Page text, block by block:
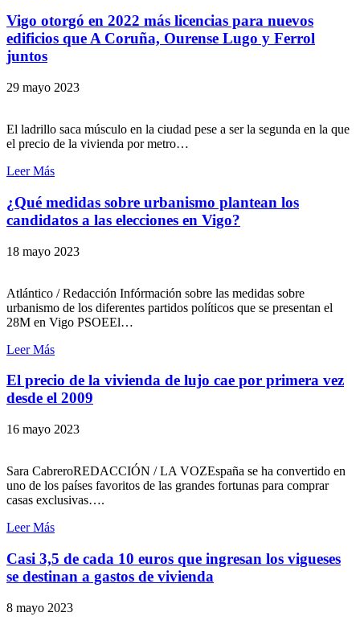
Vigo otorgó en 2022 más licencias para nuevos
edificios que A Coruña, Ourense Lugo y Ferrol
juntos
29 mayo 2023
El ladrillo saca músculo en la ciudad pese a ser la segunda en la que
el precio de la vivienda por metro…
Leer Más
¿Qué medidas sobre urbanismo plantean los
candidatos a las elecciones en Vigo?
18 mayo 2023
Atlántico / Redacción Infórmación sobre las medidas sobre
urbanismo de los diferentes partidos políticos que se presentan el
28M en Vigo PSOEEl…
Leer Más
El precio de la vivienda de lujo cae por primera vez
desde el 2009
16 mayo 2023
Sara CabreroREDACCIÓN / LA VOZEspaña se ha convertido en
uno de los países favoritos de las grandes fortunas para comprar
casas exclusivas….
Leer Más
Casi 3,5 de cada 10 euros que ingresan los vigueses
se destinan a gastos de vivienda
8 mayo 2023